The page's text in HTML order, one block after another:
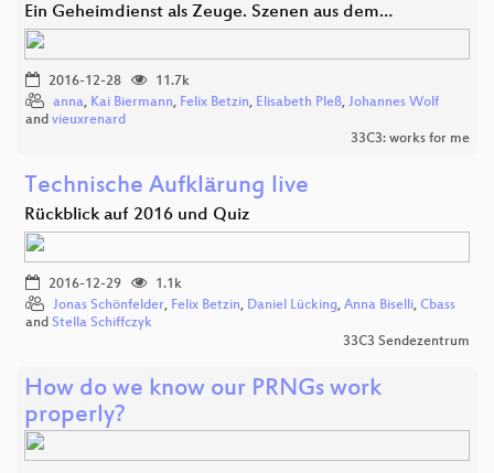
Ein Geheimdienst als Zeuge. Szenen aus dem…
2016-12-28
11.7k
anna, Kai Biermann, Felix Betzin, Elisabeth Pleß, Johannes Wolf
and vieuxrenard
33C3: works for me
Technische Aufklärung live
Rückblick auf 2016 und Quiz
2016-12-29
1.1k
Jonas Schönfelder, Felix Betzin, Daniel Lücking, Anna Biselli, Cbass
and Stella Schiffczyk
33C3 Sendezentrum
How do we know our PRNGs work
properly?